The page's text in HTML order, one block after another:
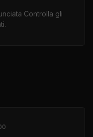
Controlla gli